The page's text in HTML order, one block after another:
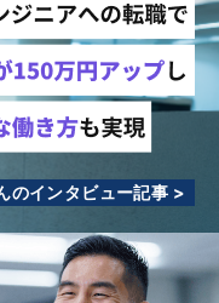
のインタビュー記事 >